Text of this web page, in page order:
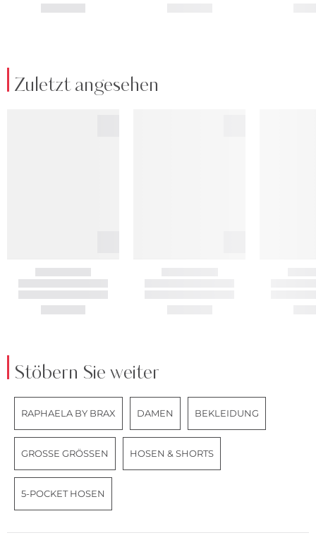
Zuletzt angesehen
Stöbern Sie weiter
RAPHAELA BY BRAX DAMEN BEKLEIDUNG
GROSSE GRÖSSEN HOSEN & SHORTS
5-POCKET HOSEN